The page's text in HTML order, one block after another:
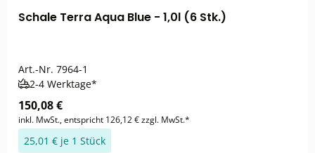
Schale Terra Aqua Blue - 1,0l (6 Stk.)
Art.-Nr. 7964-1
2-4 Werktage*
150,08 €
inkl. MwSt., entspricht 126,12 € zzgl. MwSt.*
25,01 € je 1 Stück